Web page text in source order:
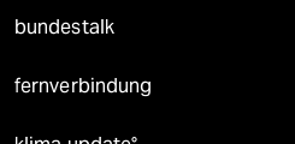
bundestalk
fernverbindung